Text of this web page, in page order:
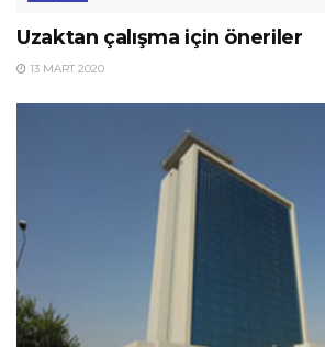
Uzaktan çalışma için öneriler
13 MART 2020